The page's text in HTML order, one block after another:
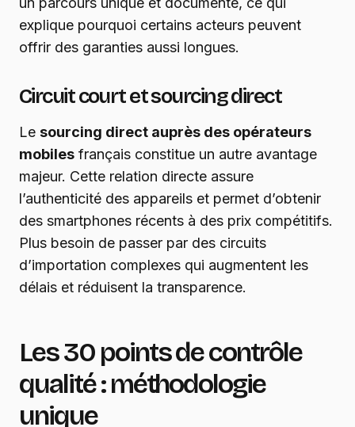
explique pourquoi certains acteurs peuvent
offrir des garanties aussi longues.
Circuit court et sourcing direct
Le sourcing direct auprès des opérateurs
mobiles français constitue un autre avantage
majeur. Cette relation directe assure
l’authenticité des appareils et permet d’obtenir
des smartphones récents à des prix compétitifs.
Plus besoin de passer par des circuits
d’importation complexes qui augmentent les
délais et réduisent la transparence.
Les 30 points de contrôle
qualité : méthodologie
unique